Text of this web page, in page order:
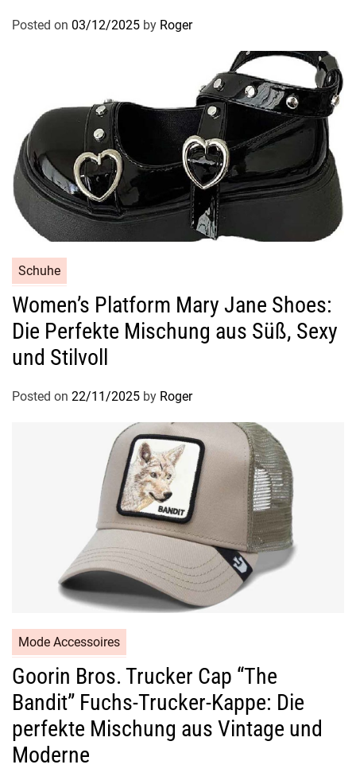
Posted on 03/12/2025 by Roger
Schuhe
Women’s Platform Mary Jane Shoes:
Die Perfekte Mischung aus Süß, Sexy
und Stilvoll
Posted on 22/11/2025 by Roger
Mode Accessoires
Goorin Bros. Trucker Cap “The
Bandit” Fuchs-Trucker-Kappe: Die
perfekte Mischung aus Vintage und
Moderne